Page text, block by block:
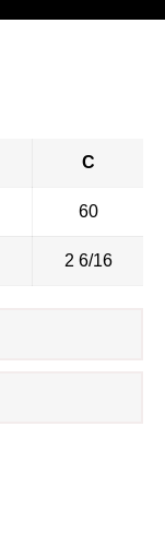
C
60
2 6/16